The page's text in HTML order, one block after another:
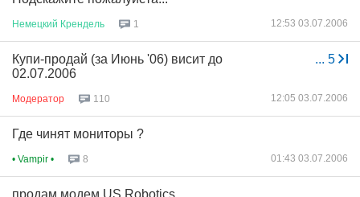
Немецкий Крендель 1 12:53 03.07.2006
... 5
Купи-продай (за Июнь '06) висит до
02.07.2006
Модератор 110 12:05 03.07.2006
Где чинят мониторы ?
• Vampir • 8 01:43 03.07.2006
продам модем US Robotics